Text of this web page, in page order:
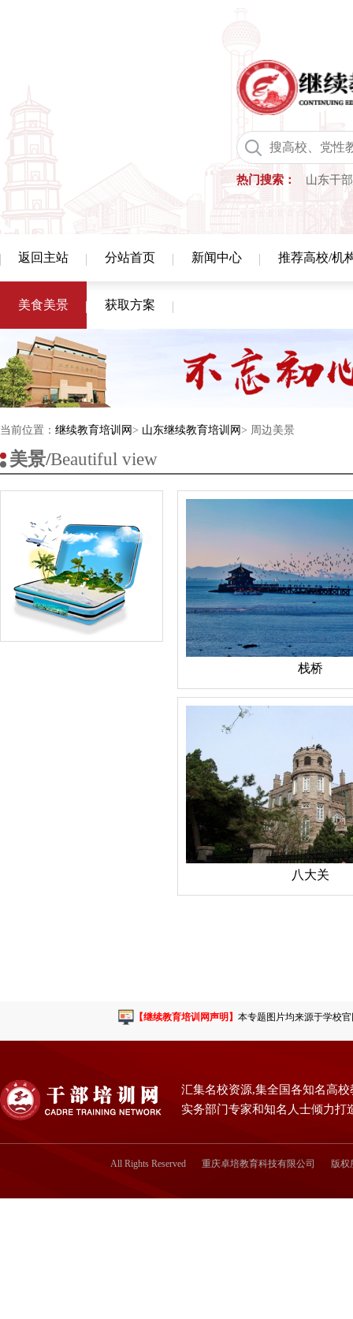
热门搜索： 山东干
返回主站 分站首页 新闻中心 推荐高校/机
美食美景 获取方案
当前位置： 继续教育培训网 > 山东继续教育培训网 > 周边美景
美景/Beautiful view
栈桥
八大关
【继续教育培训网声明】 本专题图片均来源于学校
汇集名校资源,集全国各知名高校
实务部门专家和知名人士倾力打
All Rights Reserved 重庆卓培教育科技有限公司 版权